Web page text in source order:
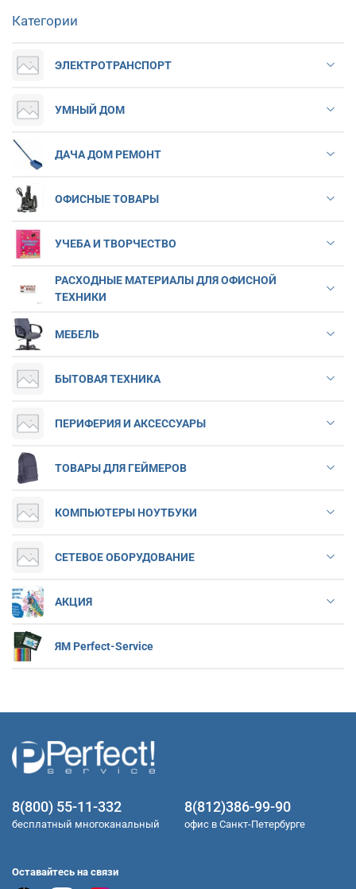
Категории
ЭЛЕКТРОТРАНСПОРТ
УМНЫЙ ДОМ
ДАЧА ДОМ РЕМОНТ
ОФИСНЫЕ ТОВАРЫ
УЧЕБА И ТВОРЧЕСТВО
РАСХОДНЫЕ МАТЕРИАЛЫ ДЛЯ ОФИСНОЙ
ТЕХНИКИ
МЕБЕЛЬ
БЫТОВАЯ ТЕХНИКА
ПЕРИФЕРИЯ И АКСЕССУАРЫ
ТОВАРЫ ДЛЯ ГЕЙМЕРОВ
КОМПЬЮТЕРЫ НОУТБУКИ
СЕТЕВОЕ ОБОРУДОВАНИЕ
АКЦИЯ
ЯМ Perfect-Service
8(800) 55-11-332
бесплатный многоканальный
8(812)386-99-90
офис в Санкт-Петербурге
Оставайтесь на связи